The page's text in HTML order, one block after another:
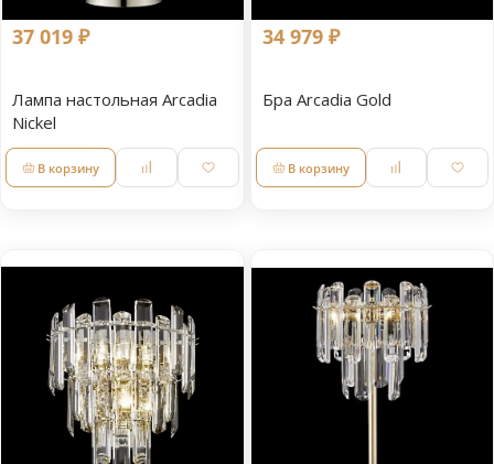
37 019 ₽
Лампа настольная Arcadia
Nickel
В корзину
34 979 ₽
Бра Arcadia Gold
В корзину